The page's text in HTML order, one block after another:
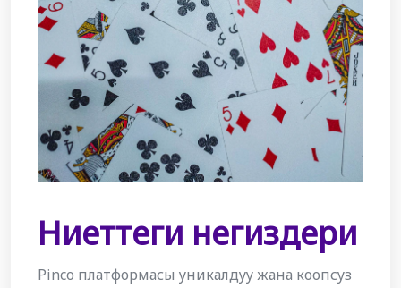
Ниеттеги негиздери
Pinco платформасы уникалдуу жана коопсуз